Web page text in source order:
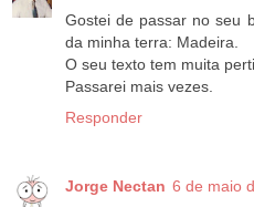
Gostei de passar no seu
da minha terra: Madeira.
O seu texto tem muita
Passarei mais vezes.
Responder
Jorge Nectan 6 de maio